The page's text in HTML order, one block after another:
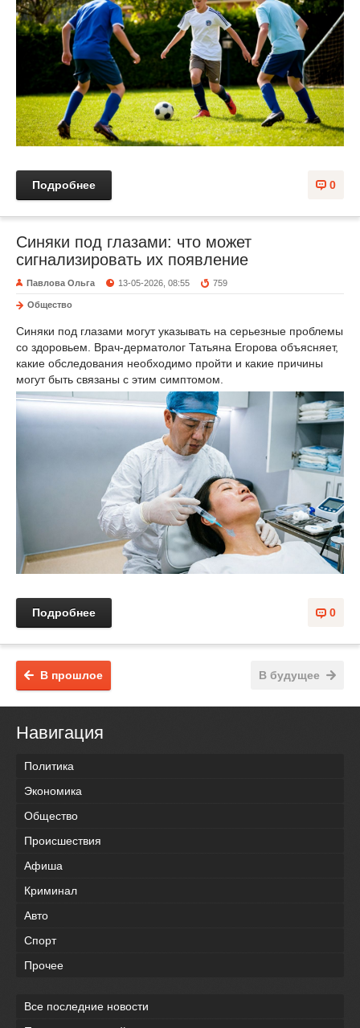
0
Подробнее
Синяки под глазами: что может
сигнализировать их появление
Павлова Ольга 13-05-2026, 08:55 759
Общество
Синяки под глазами могут указывать на серьезные проблемы
со здоровьем. Врач-дерматолог Татьяна Егорова объясняет,
какие обследования необходимо пройти и какие причины
могут быть связаны с этим симптомом.
0
Подробнее
В будущее
В прошлое
Навигация
Политика
Экономика
Общество
Происшествия
Афиша
Криминал
Авто
Спорт
Прочее
Все последние новости